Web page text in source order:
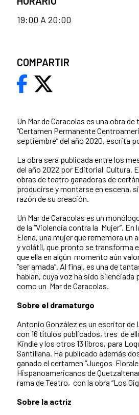
Un Mar de Caracolas es una obra
“Certamen Permanente
septiembre” del año 2020, escrita
La obra será publicada entre los
del año 2022 por Editorial Cultura.
obras de teatro ganadoras de
producirse y montarse en escena,
razón de su creación.
Un Mar de Caracolas es un
de la “Violencia contra la Mujer”. En
Elena, una mujer que rememora un
y volátil, que pronto se transforma
que ella en algún momento aún
“ser amada”. Al final, es una de
hablan, cuya voz ha sido silenciada
como un Mar de Caracolas.
Sobre el dramaturgo
Antonio González es un escritor
con 16 títulos publicados, tres de
Kindle y los otros 13 libros, para
Santillana. Ha publicado además
ganado el certamen “Juegos
Hispanoamericanos de
rama de Teatro, con la obra “Los
Sobre la actriz
19:00 A 20:00
COMPARTIR